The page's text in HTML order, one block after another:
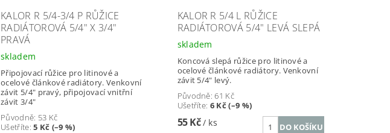
KALOR R 5/4-3/4 P RŮŽICE
RADIÁTOROVÁ 5/4" X 3/4"
PRAVÁ
skladem
Připojovací růžice pro litinové a
ocelové článkové radiátory. Venkovní
závit 5/4" pravý, připojovací vnitřní
závit 3/4"
Původně: 53 Kč
Ušetříte:5 Kč (–9 %)
KALOR R 5/4 L RŮŽICE
RADIÁTOROVÁ 5/4" LEVÁ SLEPÁ
skladem
Koncová slepá růžice pro litinové a
ocelové článkové radiátory. Venkovní
závit 5/4" levý.
Původně:61 Kč
Ušetříte: 6 Kč (–9 %)
55 Kč/ ks